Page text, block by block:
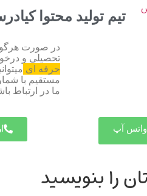
تیم تولید محتوا
در صورت
تحصیلی و
حرفه ای
ما در ارتباط
واتس آپ
را بنویسید